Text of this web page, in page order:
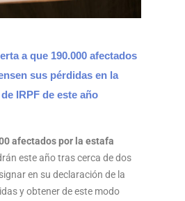
a que 190.000 afectados
sus pérdidas en la
IRPF de este año
afectados por la estafa
este año tras cerca de dos
en su declaración de la
y obtener de este modo